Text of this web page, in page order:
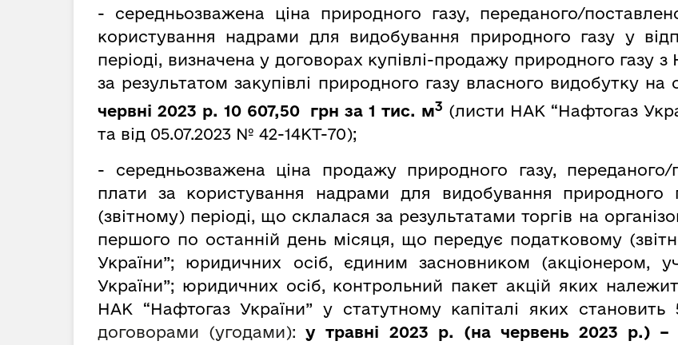
- середньозважена ціна природного газу, переданого/
користування надрами для видобування природного газу у
періоді, визначена у договорах купівлі-продажу природного газу
за результатом закупівлі природного газу власного видобутку на
червні 2023 р. 10 607,50 грн за 1 тис. м3 (листи НАК “Нафтогаз
та від 05.07.2023 № 42-14КТ-70);
- середньозважена ціна продажу природного газу, переданого/
плати за користування надрами для видобування природного
(звітному) періоді, що склалася за результатами торгів на
першого по останній день місяця, що передує податковому
України”; юридичних осіб, єдиним засновником (акціонером,
України”; юридичних осіб, контрольний пакет акцій яких
НАК “Нафтогаз України” у статутному капіталі яких становить
договорами (угодами):у травні 2023 р. (на червень 2023 р.) –